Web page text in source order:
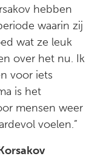
hebben
waarin zij
wat ze leuk
over het nu. Ik
voor iets
is het
mensen weer
voelen.”